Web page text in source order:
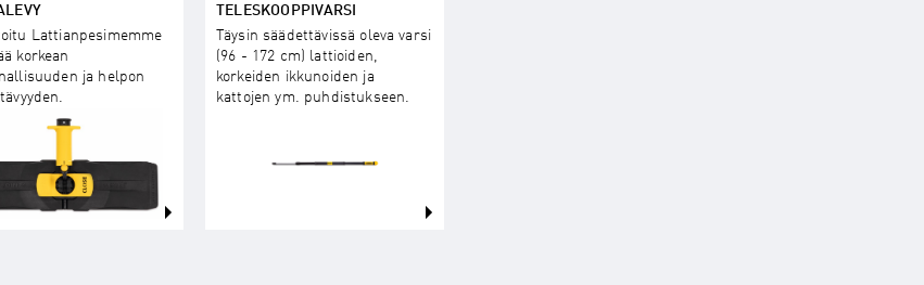
Lattianpesimemme
korkean
ja helpon
TELESKOOPPIVARSI
Täysin säädettävissä oleva varsi
(96 - 172 cm) lattioiden,
korkeiden ikkunoiden ja
kattojen ym. puhdistukseen.